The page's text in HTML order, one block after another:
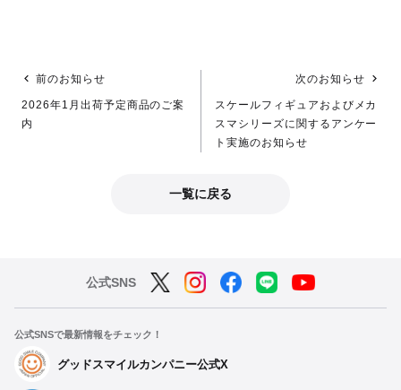
前のお知らせ
2026年1月出荷予定商品のご案
内
次のお知らせ
スケールフィギュアおよびメカ
スマシリーズに関するアンケー
ト実施のお知らせ
一覧に戻る
公式SNS
公式SNSで最新情報をチェック！
グッドスマイルカンパニー公式X